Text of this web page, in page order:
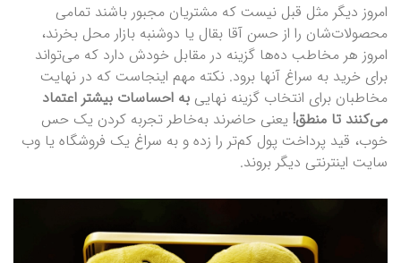
امروز دیگر مثل قبل نیست که مشتریان مجبور باشند تمامی
محصولات‌شان را از حسن آقا بقال یا دوشنبه بازار محل بخرند،
امروز هر مخاطب ده‌ها گزینه در مقابل خودش دارد که می‌تواند
برای خرید به سراغ آنها برود. نکته مهم اینجاست که در نهایت
مخاطبان برای انتخاب گزینه نهایی به احساسات بیشتر اعتماد
می‌کنند تا منطق! یعنی حاضرند به‌خاطر تجربه کردن یک حس
خوب، قید پرداخت پول کم‌تر را زده و به سراغ یک فروشگاه یا وب
سایت اینترنتی دیگر بروند.